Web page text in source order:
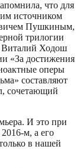
что для
источником
Пушкиным,
трилогии
Виталий Ходош
«За достижения
оперы
составляют
сочетающий
И это при
м, а его
в нашей